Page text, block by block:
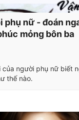
phụ nữ - đoán
mỏng bôn ba
của người phụ nữ biết
thế nào.